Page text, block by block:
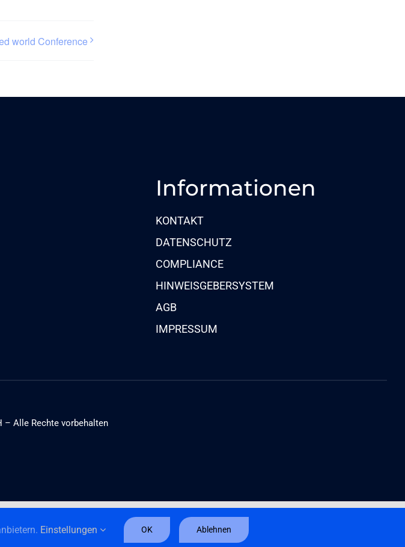
world Conference
Informationen
KONTAKT
DATENSCHUTZ
COMPLIANCE
HINWEISGEBERSYSTEM
AGB
IMPRESSUM
– Alle Rechte vorbehalten
Einstellungen OK Ablehnen